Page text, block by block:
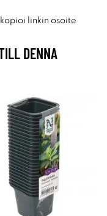
linkin osoite
DENNA